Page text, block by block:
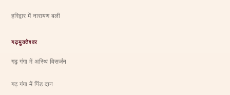
हरिद्वार में नारायण बली
गढ़मुक्तेश्वर
गढ़ गंगा में अस्थि विसर्जन
गढ़ गंगा में पिंड दान